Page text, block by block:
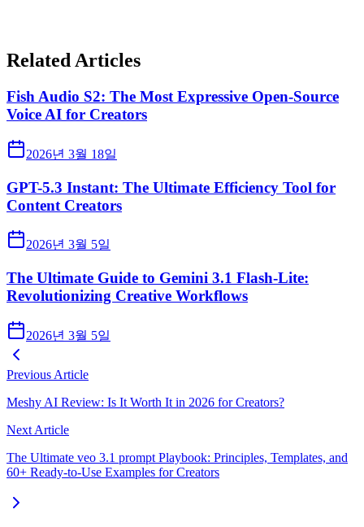
Related Articles
Fish Audio S2: The Most Expressive Open-Source
Voice AI for Creators
2026년 3월 18일
GPT-5.3 Instant: The Ultimate Efficiency Tool for
Content Creators
2026년 3월 5일
The Ultimate Guide to Gemini 3.1 Flash-Lite:
Revolutionizing Creative Workflows
2026년 3월 5일
Previous Article
Meshy AI Review: Is It Worth It in 2026 for Creators?
Next Article
The Ultimate veo 3.1 prompt Playbook: Principles, Templates, and
60+ Ready-to-Use Examples for Creators